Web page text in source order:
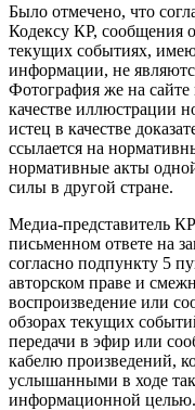
Было отмечено, что
Кодексу КР, сообщения
текущих событиях,
информации, не
Фотография же на
качестве иллюстрации
истец в качестве
ссылается на
нормативные акты
силы в другой стране.
Медиа-представитель
письменном ответе на
согласно подпункту 5
авторском праве и
воспроизведение или
обзорах текущих
передачи в эфир или
кабелю произведений,
услышанными в ходе
информационной целью.